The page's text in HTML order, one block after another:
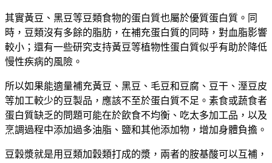
其實黃豆、黑豆等豆類食物的蛋白質也屬於優質蛋白質。同
時，豆類沒有多餘的脂肪，在補充蛋白質的同時，對血脂影響
較小；還有一些研究支持黃豆等植物性蛋白質似乎有助於降低
慢性疾病的風險。
所以如果能適量補充黃豆、黑豆、毛豆和豆腐、豆干、溼豆皮
等加工較少的豆製品，應該不至於蛋白質不足。素食或蔬食者
蛋白質缺乏的問題可能在於飲食不均衡、吃太多加工品，以及
烹調過程中添加過多油脂、鹽和其他添加物，增加身體負擔。
豆穀漿就是用豆類加穀類打成的漿，兩者的胺基酸可以互補，